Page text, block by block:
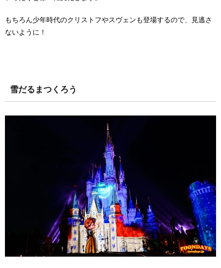
もちろん少年時代のクリストフやスヴェンも登場するので、見逃さ
ないように！
雪だるまつくろう